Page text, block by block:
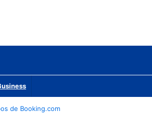
de Booking.com